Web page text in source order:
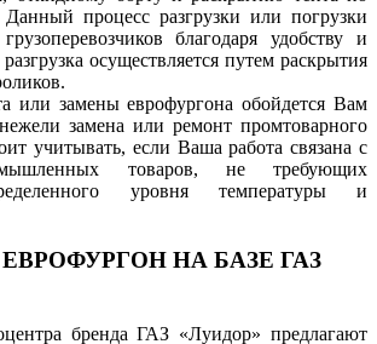
процесс разгрузки или погрузки
благодаря удобству и
осуществляется путем раскрытия
или замены еврофургона обойдется Вам
замена или ремонт промтоварного
учитывать, если Ваша работа связана с
товаров, не требующих
уровня температуры и
НА БАЗЕ ГАЗ
бренда ГАЗ «Луидор» предлагают